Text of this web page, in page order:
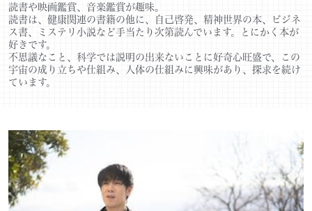
読書や映画鑑賞、音楽鑑賞が趣味。
読書は、健康関連の書籍の他に、自己啓発、精神世界の本、ビジネ
ス書、ミステリ小説など手当たり次第読んでいます。とにかく本が
好きです。
不思議なこと、科学では説明の出来ないことに好奇心旺盛で、この
宇宙の成り立ちや仕組み、人体の仕組みに興味があり、探求を続け
ています。